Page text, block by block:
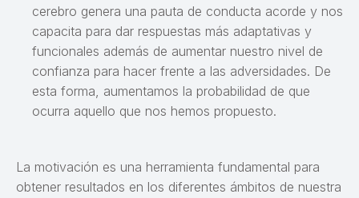
cerebro genera una pauta de conducta acorde y nos
capacita para dar respuestas más adaptativas y
funcionales además de aumentar nuestro nivel de
confianza para hacer frente a las adversidades. De
esta forma, aumentamos la probabilidad de que
ocurra aquello que nos hemos propuesto.
La motivación es una herramienta fundamental para
obtener resultados en los diferentes ámbitos de nuestra